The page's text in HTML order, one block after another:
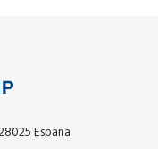
España